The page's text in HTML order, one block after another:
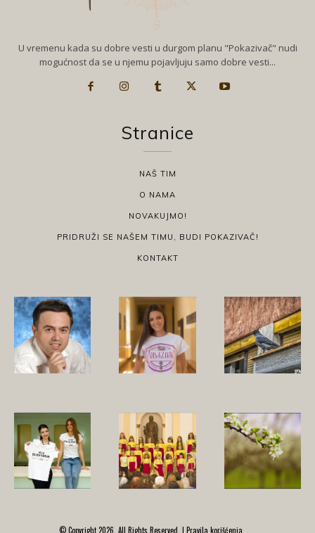
U vremenu kada su dobre vesti u durgom planu "Pokazivač" nudi
mogućnost da se u njemu pojavljuju samo dobre vesti...
Stranice
NAŠ TIM
O NAMA
NOVAKUJMO!
PRIDRUŽI SE NAŠEM TIMU, BUDI POKAZIVAČ!
KONTAKT
© Copyright 2026, All Rights Reserved. | Pravila korišćenja